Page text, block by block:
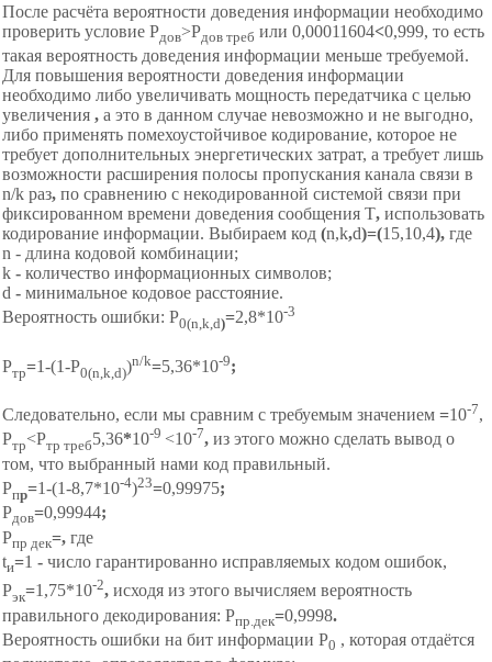
После расчёта вероятности доведения информации необходимо
проверить условие Рдов>Рдов треб или 0,00011604<0,999, то есть
такая вероятность доведения информации меньше требуемой.
Для повышения вероятности доведения информации
необходимо либо увеличивать мощность передатчика с целью
увеличения , а это в данном случае невозможно и не выгодно,
либо применять помехоустойчивое кодирование, которое не
требует дополнительных энергетических затрат, а требует лишь
возможности расширения полосы пропускания канала связи в
n/k раз, по сравнению с некодированной системой связи при
фиксированном времени доведения сообщения T, использовать
кодирование информации. Выбираем код (n,k,d)=(15,10,4), где
n - длина кодовой комбинации;
k - количество информационных символов;
d - минимальное кодовое расстояние.
Вероятность ошибки: Р0(n,k,d)=2,8*10-3
Pтр=1-(1-Р0(n,k,d))n/k=5,36*10-9;
Следовательно, если мы сравним с требуемым значением =10-7,
Pтр<Pтр треб5,36*10-9 <10-7, из этого можно сделать вывод о
том, что выбранный нами код правильный.
Рпр=1-(1-8,7*10-4)23=0,99975;
Рдов=0,99944;
Рпр дек=, где
tи=1 - число гарантированно исправляемых кодом ошибок,
Рэк=1,75*10-2, исходя из этого вычисляем вероятность
правильного декодирования: Рпр.дек=0,9998.
Вероятность ошибки на бит информации Р0 , которая отдаётся